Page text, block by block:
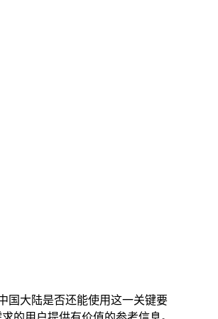
国大陆是否还能使用这一关键要